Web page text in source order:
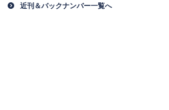
近刊＆バックナンバー一覧へ